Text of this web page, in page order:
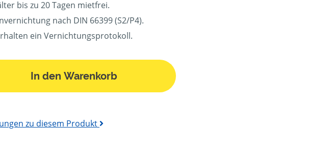
bis zu 20 Tagen mietfrei.
nach DIN 66399 (S2/P4).
ein Vernichtungsprotokoll.
In den Warenkorb
zu diesem Produkt